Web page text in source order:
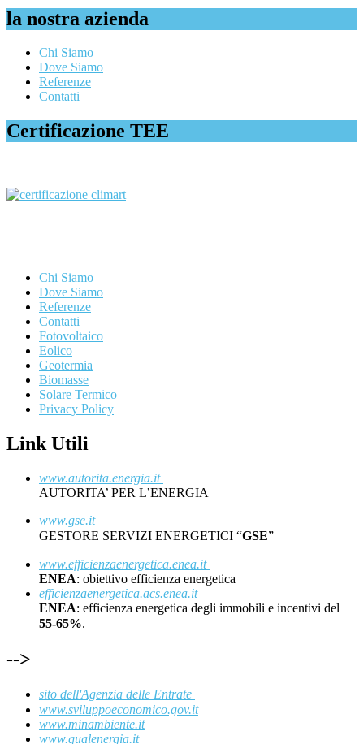
la nostra azienda
Chi Siamo
Dove Siamo
Referenze
Contatti
Certificazione TEE
Chi Siamo
Dove Siamo
Referenze
Contatti
Fotovoltaico
Eolico
Geotermia
Biomasse
Solare Termico
Privacy Policy
Link Utili
www.autorita.energia.it
AUTORITA’ PER L’ENERGIA
www.gse.it
GESTORE SERVIZI ENERGETICI “GSE”
www.efficienzaenergetica.enea.it
ENEA: obiettivo efficienza energetica
efficienzaenergetica.acs.enea.it
ENEA: efficienza energetica degli immobili e incentivi del
55-65%.
-->
sito dell'Agenzia delle Entrate
www.sviluppoeconomico.gov.it
www.minambiente.it
www.qualenergia.it